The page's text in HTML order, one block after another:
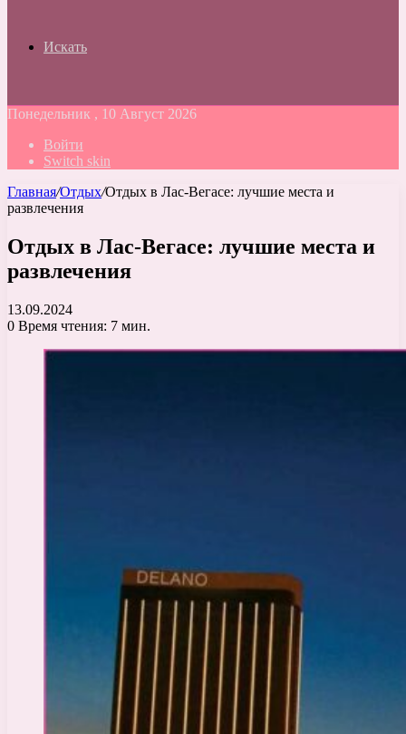
Искать
Понедельник , 10 Август 2026
Войти
Switch skin
Главная/Отдых/Отдых в Лас-Вегасе: лучшие места и
развлечения
Отдых в Лас-Вегасе: лучшие места и
развлечения
13.09.2024
0 Время чтения: 7 мин.